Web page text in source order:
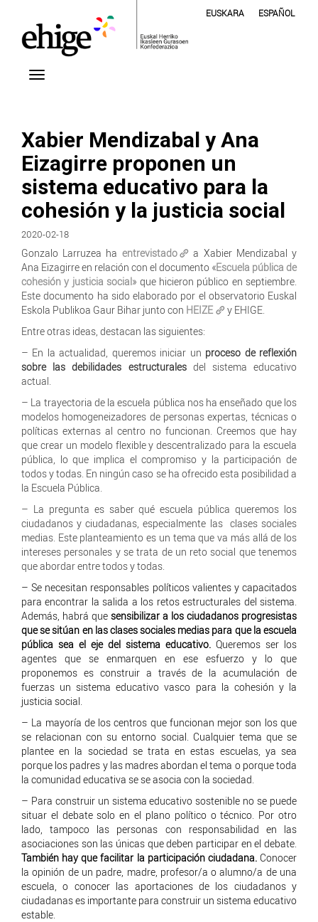
EUSKARA ESPAÑOL
Xabier Mendizabal y Ana
Eizagirre proponen un
sistema educativo para la
cohesión y la justicia social
2020-02-18
Gonzalo Larruzea ha entrevistado
a Xabier Mendizabal y
Ana Eizagirre en relación con el documento «Escuela pública de
cohesión y justicia social»que hicieron público en septiembre.
Este documento ha sido elaborado por el observatorio Euskal
Eskola Publikoa Gaur Bihar junto con HEIZE
y EHIGE.
Entre otras ideas, destacan las siguientes:
– En la actualidad, queremos iniciar un proceso de reflexión
sobre las debilidades estructurales del sistema educativo
actual.
– La trayectoria de la escuela pública nos ha enseñado que los
modelos homogeneizadores de personas expertas, técnicas o
políticas externas al centro no funcionan. Creemos que hay
que crear un modelo flexible y descentralizado para la escuela
pública, lo que implica el compromiso y la participación de
todos y todas. En ningún caso se ha ofrecido esta posibilidad a
la Escuela Pública.
– La pregunta es saber qué escuela pública queremos los
ciudadanos y ciudadanas, especialmente las clases sociales
medias. Este planteamiento es un tema que va más allá de los
intereses personales y se trata de un reto social que tenemos
que abordar entre todos y todas.
– Se necesitan responsables políticos valientes y capacitados
para encontrar la salida a los retos estructurales del sistema.
Además, habrá que sensibilizar a los ciudadanos progresistas
que se sitúan en las clases sociales medias para que la escuela
pública sea el eje del sistema educativo. Queremos ser los
agentes que se enmarquen en ese esfuerzo y lo que
proponemos es construir a través de la acumulación de
fuerzas un sistema educativo vasco para la cohesión y la
justicia social.
– La mayoría de los centros que funcionan mejor son los que
se relacionan con su entorno social. Cualquier tema que se
plantee en la sociedad se trata en estas escuelas, ya sea
porque los padres y las madres abordan el tema o porque toda
la comunidad educativa se se asocia con la sociedad.
– Para construir un sistema educativo sostenible no se puede
situar el debate solo en el plano político o técnico. Por otro
lado, tampoco las personas con responsabilidad en las
asociaciones son las únicas que deben participar en el debate.
También hay que facilitar la participación ciudadana. Conocer
la opinión de un padre, madre, profesor/a o alumno/a de una
escuela, o conocer las aportaciones de los ciudadanos y
ciudadanas es importante para construir un sistema educativo
estable.